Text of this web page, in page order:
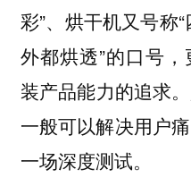
彩”、烘干机又号称
外都烘透”的口号
装产品能力的追求
一般可以解决用户
一场深度测试。